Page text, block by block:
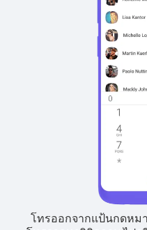
โทรออกจากแป้นกดหม